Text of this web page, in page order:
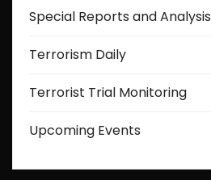
Special Reports and Analysis
Terrorism Daily
Terrorist Trial Monitoring
Upcoming Events